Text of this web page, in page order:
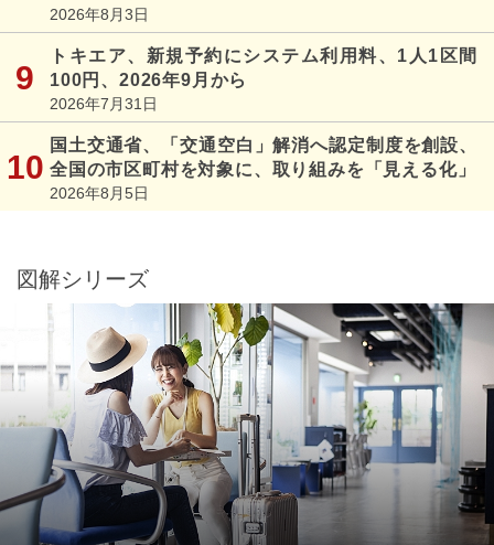
2026年8月3日
トキエア、新規予約にシステム利用料、1人1区間
100円、2026年9月から
2026年7月31日
国土交通省、「交通空白」解消へ認定制度を創設、
全国の市区町村を対象に、取り組みを「見える化」
2026年8月5日
図解シリーズ